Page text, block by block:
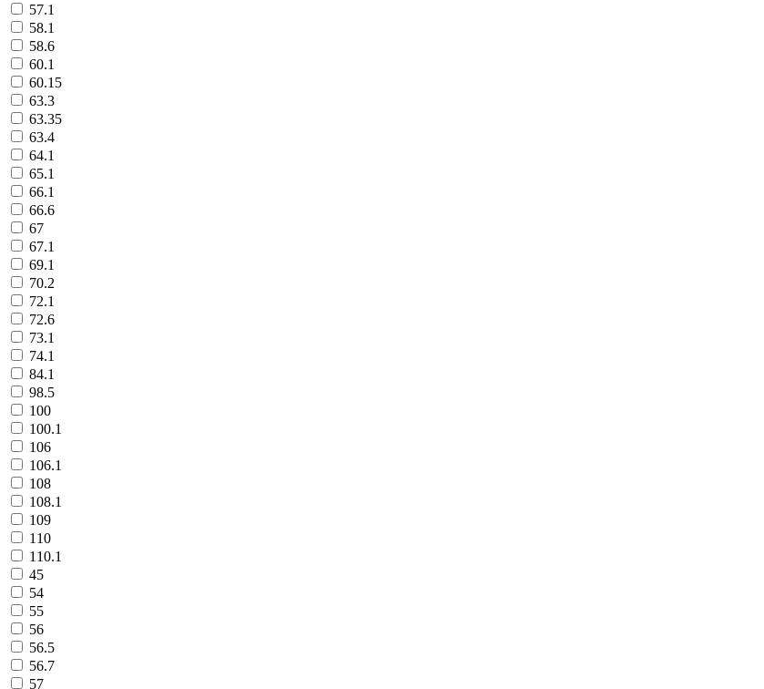
57.1
58.1
58.6
60.1
60.15
63.3
63.35
63.4
64.1
65.1
66.1
66.6
67
67.1
69.1
70.2
72.1
72.6
73.1
74.1
84.1
98.5
100
100.1
106
106.1
108
108.1
109
110
110.1
45
54
55
56
56.5
56.7
57